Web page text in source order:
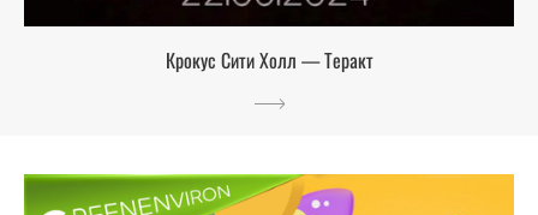
Крокус Сити Холл — Теракт